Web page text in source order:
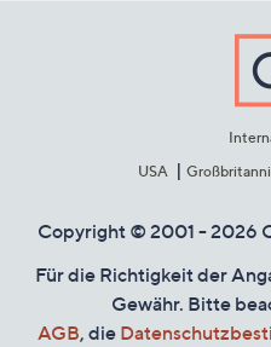
USA
Copyright © 2001 - 2026
Für die Richtigkeit der
Gewähr. Bitte
AGB, die